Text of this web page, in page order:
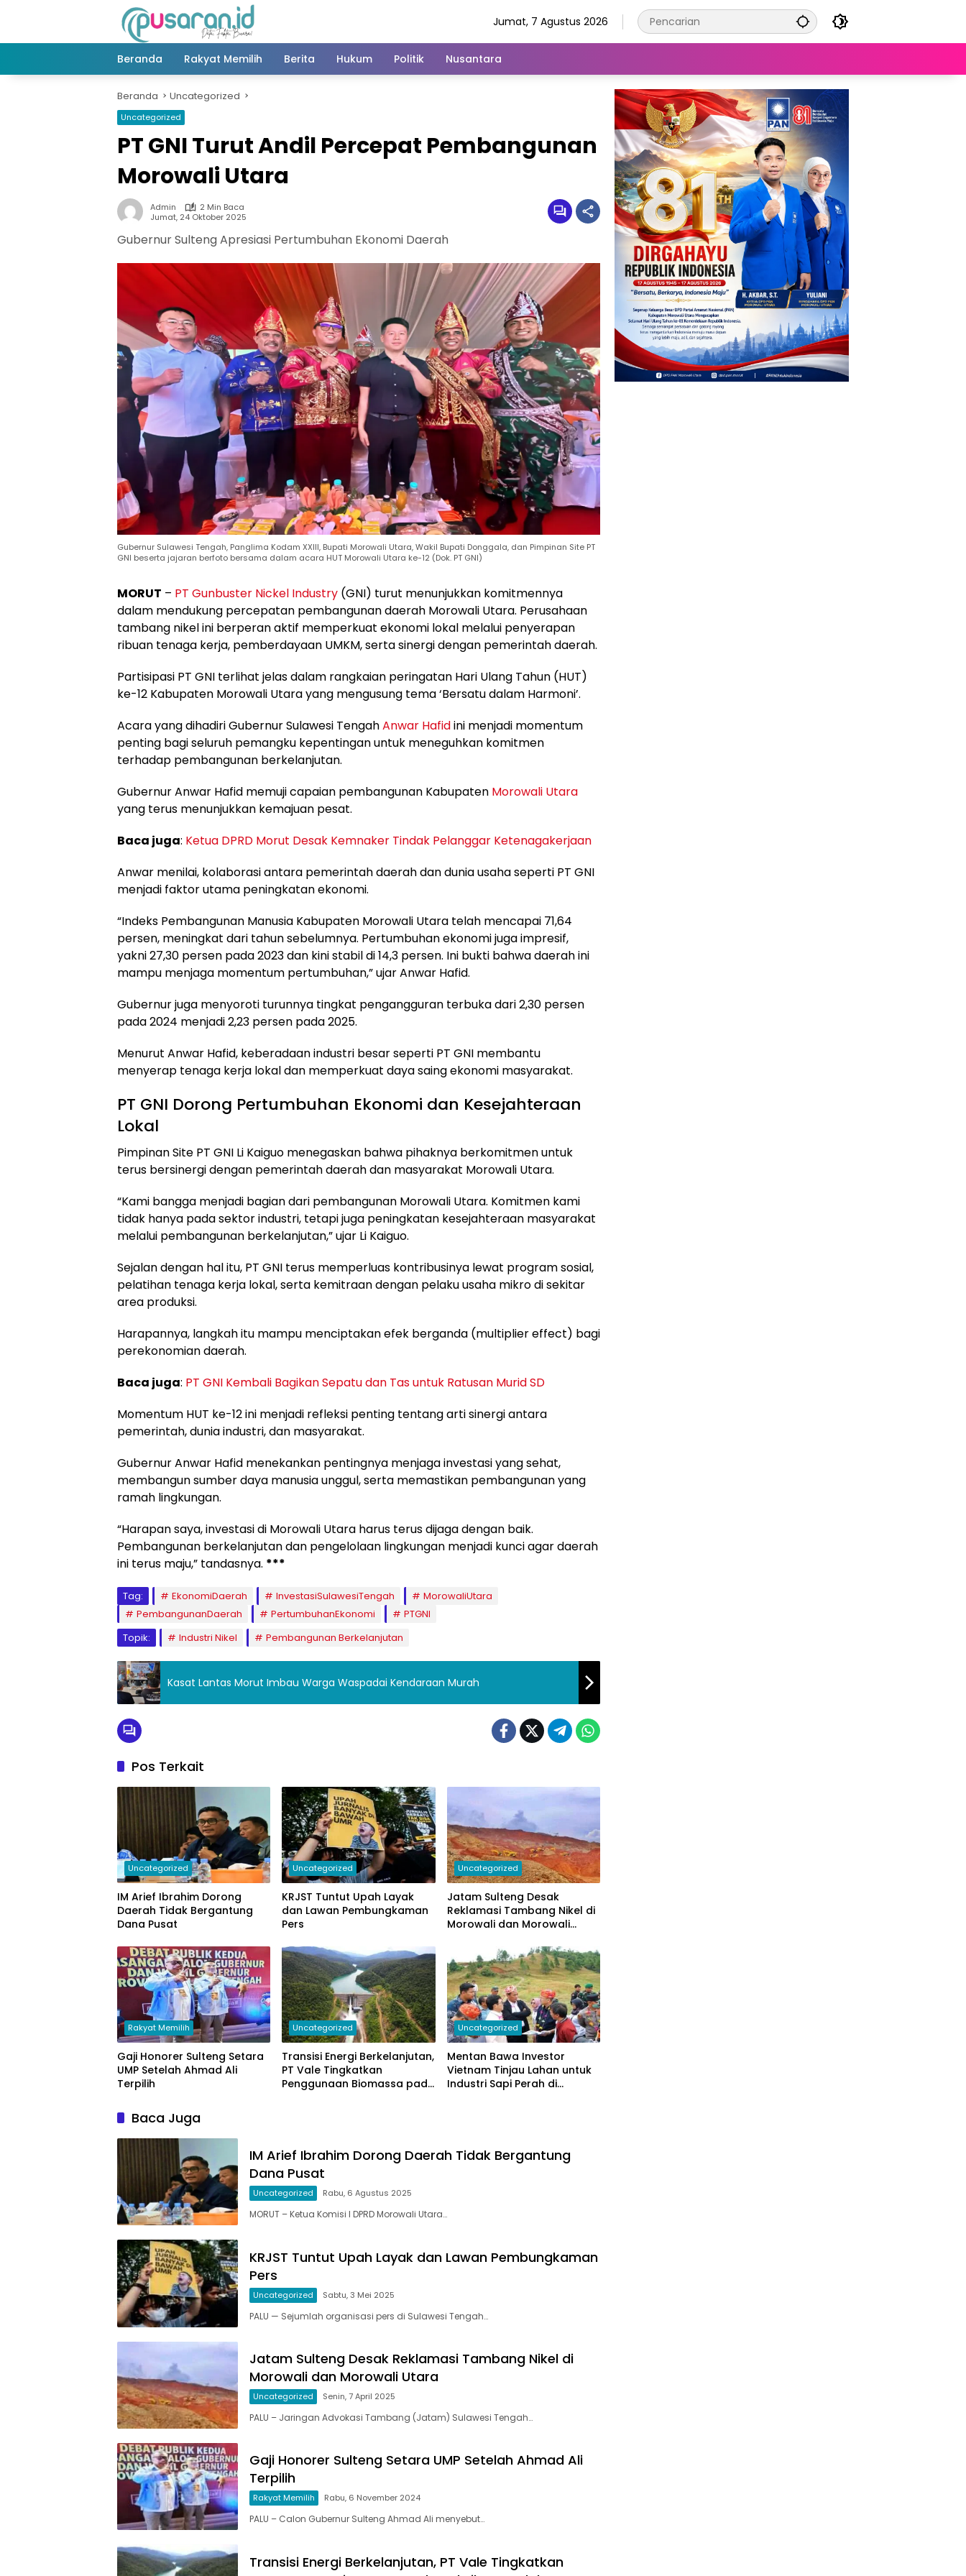
Jumat, 7 Agustus 2026
Beranda Rakyat Memilih Berita Hukum Politik Nusantara
Beranda Uncategorized
Uncategorized
PT GNI Turut Andil Percepat Pembangunan
Morowali Utara
Admin
2 Min Baca
Jumat, 24 Oktober 2025
Gubernur Sulteng Apresiasi Pertumbuhan Ekonomi Daerah
Gubernur Sulawesi Tengah, Panglima Kodam XXIII, Bupati Morowali Utara, Wakil Bupati Donggala, dan Pimpinan Site PT
GNI beserta jajaran berfoto bersama dalam acara HUT Morowali Utara ke-12 (Dok. PT GNI)
MORUT – PT Gunbuster Nickel Industry (GNI) turut menunjukkan komitmennya
dalam mendukung percepatan pembangunan daerah Morowali Utara. Perusahaan
tambang nikel ini berperan aktif memperkuat ekonomi lokal melalui penyerapan
ribuan tenaga kerja, pemberdayaan UMKM, serta sinergi dengan pemerintah daerah.
Partisipasi PT GNI terlihat jelas dalam rangkaian peringatan Hari Ulang Tahun (HUT)
ke-12 Kabupaten Morowali Utara yang mengusung tema ‘Bersatu dalam Harmoni’.
Acara yang dihadiri Gubernur Sulawesi TengahAnwar Hafidini menjadi momentum
penting bagi seluruh pemangku kepentingan untuk meneguhkan komitmen
terhadap pembangunan berkelanjutan.
Gubernur Anwar Hafid memuji capaian pembangunan Kabupaten Morowali Utara
yang terus menunjukkan kemajuan pesat.
Baca juga: Ketua DPRD Morut Desak Kemnaker Tindak Pelanggar Ketenagakerjaan
Anwar menilai, kolaborasi antara pemerintah daerah dan dunia usaha seperti PT GNI
menjadi faktor utama peningkatan ekonomi.
“Indeks Pembangunan Manusia Kabupaten Morowali Utara telah mencapai 71,64
persen, meningkat dari tahun sebelumnya. Pertumbuhan ekonomi juga impresif,
yakni 27,30 persen pada 2023 dan kini stabil di 14,3 persen. Ini bukti bahwa daerah ini
mampu menjaga momentum pertumbuhan,” ujar Anwar Hafid.
Gubernur juga menyoroti turunnya tingkat pengangguran terbuka dari 2,30 persen
pada 2024 menjadi 2,23 persen pada 2025.
Menurut Anwar Hafid, keberadaan industri besar seperti PT GNI membantu
menyerap tenaga kerja lokal dan memperkuat daya saing ekonomi masyarakat.
PT GNI Dorong Pertumbuhan Ekonomi dan Kesejahteraan
Lokal
Pimpinan Site PT GNI Li Kaiguo menegaskan bahwa pihaknya berkomitmen untuk
terus bersinergi dengan pemerintah daerah dan masyarakat Morowali Utara.
“Kami bangga menjadi bagian dari pembangunan Morowali Utara. Komitmen kami
tidak hanya pada sektor industri, tetapi juga peningkatan kesejahteraan masyarakat
melalui pembangunan berkelanjutan,” ujar Li Kaiguo.
Sejalan dengan hal itu, PT GNI terus memperluas kontribusinya lewat program sosial,
pelatihan tenaga kerja lokal, serta kemitraan dengan pelaku usaha mikro di sekitar
area produksi.
Harapannya, langkah itu mampu menciptakan efek berganda (multiplier effect) bagi
perekonomian daerah.
Baca juga: PT GNI Kembali Bagikan Sepatu dan Tas untuk Ratusan Murid SD
Momentum HUT ke-12 ini menjadi refleksi penting tentang arti sinergi antara
pemerintah, dunia industri, dan masyarakat.
Gubernur Anwar Hafid menekankan pentingnya menjaga investasi yang sehat,
membangun sumber daya manusia unggul, serta memastikan pembangunan yang
ramah lingkungan.
“Harapan saya, investasi di Morowali Utara harus terus dijaga dengan baik.
Pembangunan berkelanjutan dan pengelolaan lingkungan menjadi kunci agar daerah
ini terus maju,” tandasnya. ***
Tag: EkonomiDaerah InvestasiSulawesiTengah
MorowaliUtara
PembangunanDaerah
PertumbuhanEkonomi
PTGNI
Topik:
Industri Nikel Pembangunan Berkelanjutan
Kasat Lantas Morut Imbau Warga Waspadai Kendaraan Murah
Pos Terkait
Uncategorized
IM Arief Ibrahim Dorong
Daerah Tidak Bergantung
Dana Pusat
Uncategorized
KRJST Tuntut Upah Layak
dan Lawan Pembungkaman
Pers
Uncategorized
Jatam Sulteng Desak
Reklamasi Tambang Nikel di
Morowali dan Morowali
Rakyat Memilih
Gaji Honorer Sulteng Setara
UMP Setelah Ahmad Ali
Terpilih
Uncategorized
Transisi Energi Berkelanjutan,
PT Vale Tingkatkan
Penggunaan Biomassa pada
Uncategorized
Mentan Bawa Investor
Vietnam Tinjau Lahan untuk
Industri Sapi Perah di
Baca Juga
IM Arief Ibrahim Dorong Daerah Tidak Bergantung
Dana Pusat
Uncategorized Rabu, 6 Agustus 2025
MORUT – Ketua Komisi I DPRD Morowali Utara…
KRJST Tuntut Upah Layak dan Lawan Pembungkaman
Pers
Uncategorized Sabtu, 3 Mei 2025
PALU — Sejumlah organisasi pers di Sulawesi Tengah…
Jatam Sulteng Desak Reklamasi Tambang Nikel di
Morowali dan Morowali Utara
Uncategorized Senin, 7 April 2025
PALU – Jaringan Advokasi Tambang (Jatam) Sulawesi Tengah…
Gaji Honorer Sulteng Setara UMP Setelah Ahmad Ali
Terpilih
Rakyat Memilih Rabu, 6 November 2024
PALU – Calon Gubernur Sulteng Ahmad Ali menyebut…
Transisi Energi Berkelanjutan, PT Vale Tingkatkan